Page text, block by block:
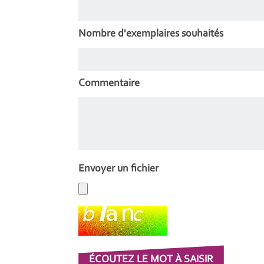
Nombre d'exemplaires souhaités
Commentaire
Envoyer un fichier
Champ pour les robots. Si vous êtes
ÉCOUTEZ LE MOT À SAISIR